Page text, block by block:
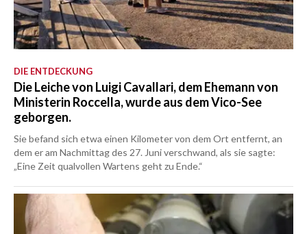
DIE ENTDECKUNG
Die Leiche von Luigi Cavallari, dem Ehemann von
Ministerin Roccella, wurde aus dem Vico-See
geborgen.
Sie befand sich etwa einen Kilometer von dem Ort entfernt, an
dem er am Nachmittag des 27. Juni verschwand, als sie sagte:
„Eine Zeit qualvollen Wartens geht zu Ende.“